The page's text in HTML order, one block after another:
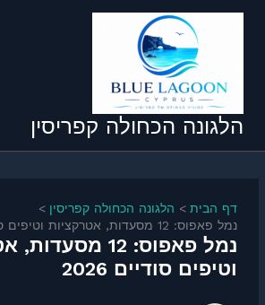
הכחולה קפריסין
הלגונה הכחולה קפריסין
נמל פאפוס: 12 מסעדות, אטרקציות
2026